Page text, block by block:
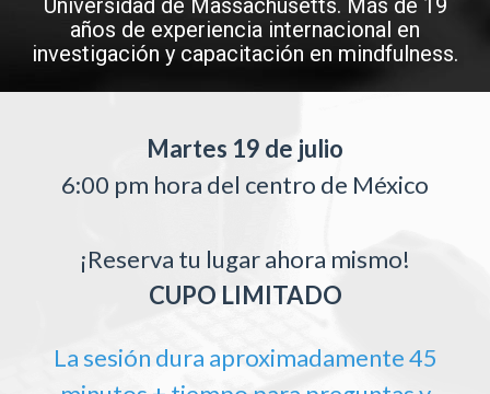
Universidad de Massachusetts. Más de 19
años de experiencia internacional en
investigación y capacitación en mindfulness.
Martes 19 de julio
6:00 pm hora del centro de México
¡Reserva tu lugar ahora mismo!
CUPO LIMITADO
La sesión dura aproximadamente 45